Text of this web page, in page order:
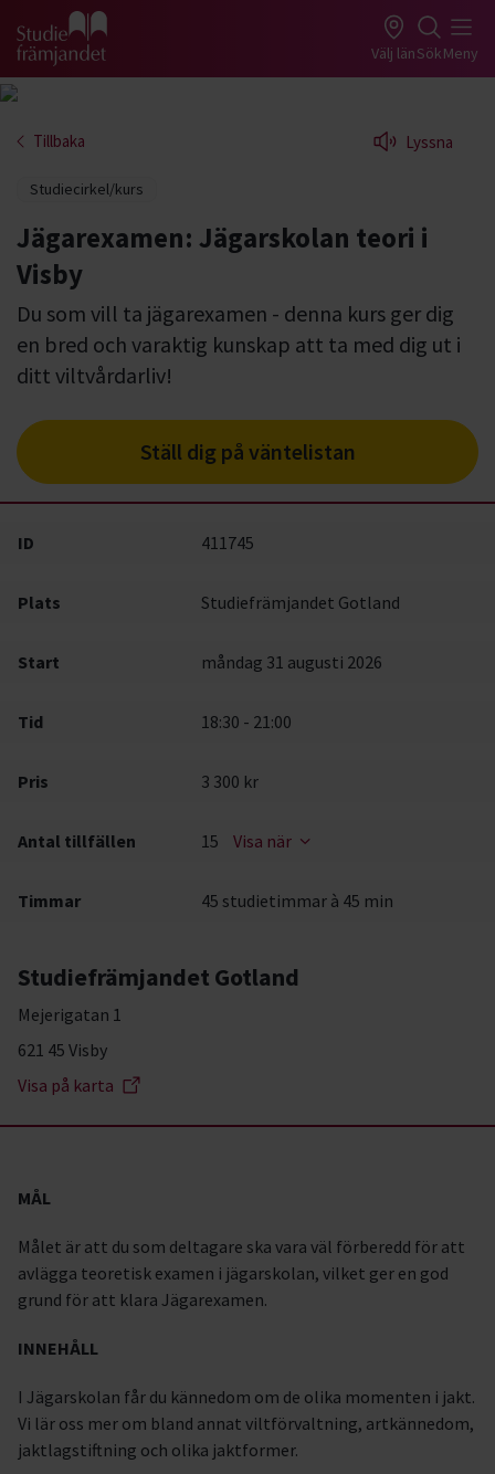
Gå till studiefrämjandets startsida Välj länSökMeny
Tillbaka Lyssna
Studiecirkel/kurs
Jägarexamen: Jägarskolan teori i
Visby
Du som vill ta jägarexamen - denna kurs ger dig
en bred och varaktig kunskap att ta med dig ut i
ditt viltvårdarliv!
Ställ dig på väntelistan
ID 411745
Plats Studiefrämjandet Gotland
Start måndag 31 augusti 2026
Tid 18:30 - 21:00
Pris 3 300 kr
Antal tillfällen 15 Visa när
Timmar 45 studietimmar à 45 min
Studiefrämjandet Gotland
Mejerigatan 1
621 45 Visby
Visa på karta
MÅL
Målet är att du som deltagare ska vara väl förberedd för att
avlägga teoretisk examen i jägarskolan, vilket ger en god
grund för att klara Jägarexamen.
INNEHÅLL
I Jägarskolan får du kännedom om de olika momenten i jakt.
Vi lär oss mer om bland annat viltförvaltning, artkännedom,
jaktlagstiftning och olika jaktformer.